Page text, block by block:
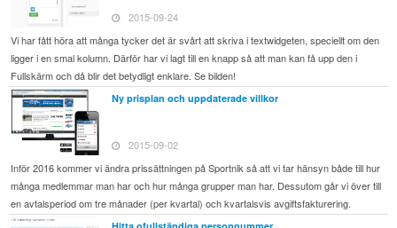
2015-09-24
Vi har fått höra att många tycker det är svårt att skriva i textwidgeten, speciellt om den
ligger i en smal kolumn. Därför har vi lagt till en knapp så att man kan få upp den i
Fullskärm och då blir det betydligt enklare. Se bilden!
Ny prisplan och uppdaterade villkor
2015-09-02
Inför 2016 kommer vi ändra prissättningen på Sportnik så att vi tar hänsyn både till hur
många medlemmar man har och hur många grupper man har. Dessutom går vi över till
en avtalsperiod om tre månader (per kvartal) och kvartalsvis avgiftsfakturering.